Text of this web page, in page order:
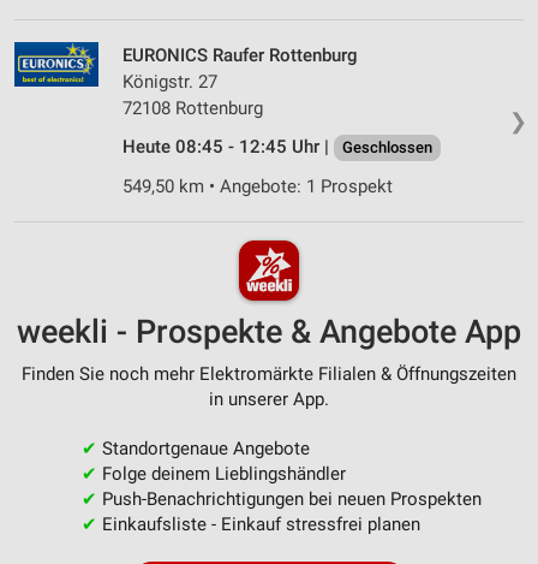
❯
EURONICS Raufer Rottenburg
Königstr. 27
72108 Rottenburg
Heute 08:45 - 12:45 Uhr |
Geschlossen
549,50 km • Angebote: 1 Prospekt
weekli - Prospekte & Angebote App
Finden Sie noch mehr Elektromärkte Filialen & Öffnungszeiten
in unserer App.
✔ Standortgenaue Angebote
✔ Folge deinem Lieblingshändler
✔ Push-Benachrichtigungen bei neuen Prospekten
✔ Einkaufsliste - Einkauf stressfrei planen